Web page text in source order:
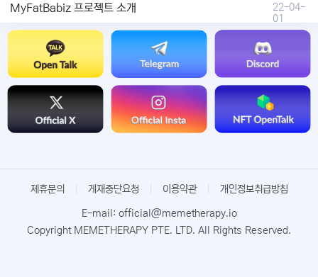
MyFatBabiz 프로젝트 소개
22-04-
01
제휴문의 게재중단요청 이용약관 개인정보취급방침
E-mail: official@memetherapy.io
Copyright MEMETHERAPY PTE. LTD. All Rights Reserved.